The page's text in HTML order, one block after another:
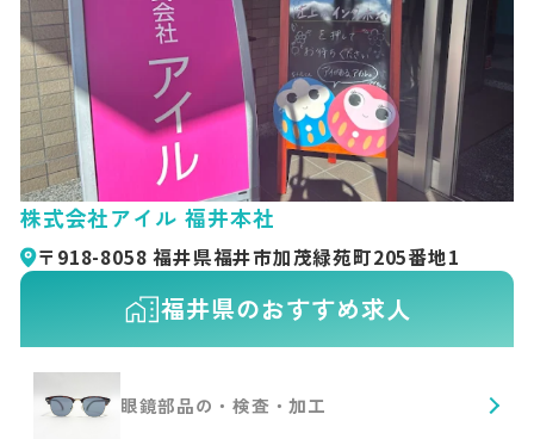
株式会社アイル 福井本社
〒918-8058 福井県福井市加茂緑苑町205番地1
福井県のおすすめ求人
眼鏡部品の・検査・加工